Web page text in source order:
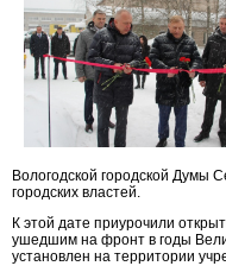
Вологодской городской Думы
городских властей.
К этой дате приурочили
ушедшим на фронт в годы
установлен на территории